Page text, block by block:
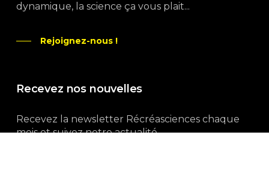
dynamique, la science ça vous plait...
Rejoignez-nous !
Recevez nos nouvelles
Recevez la newsletter Récréasciences chaque
mois et suivez notre actualité...